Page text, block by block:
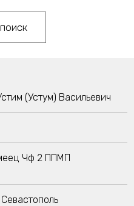
(Устум) Васильевич
Чф 2 ППМП